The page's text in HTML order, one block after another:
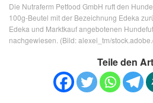
Die Nutraferm Petfood GmbH ruft den
100g-Beutel mit der Bezeichnung Edeka
Edeka und Marktkauf angebotenen
nachgewiesen. (Bild: alexei_tm/
Teile den